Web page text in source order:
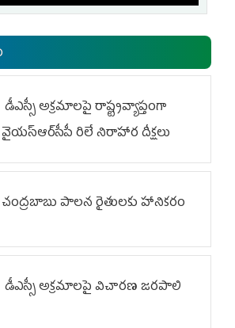
డీఎస్సీ అక్రమాలపై రాష్ట్రవ్యాప్తంగా
వైయ‌స్ఆర్‌సీపీ రిలే నిరాహార దీక్షలు
చంద్రబాబు పాలన రైతులకు హానికరం
డీఎస్సీ అక్రమాలపై విచారణ జరపాలి